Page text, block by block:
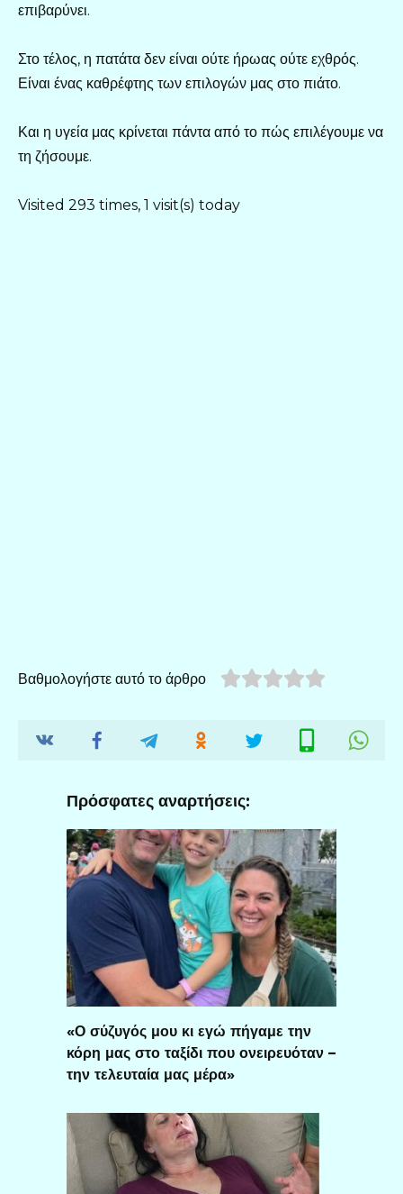
επιβαρύνει.
Στο τέλος, η πατάτα δεν είναι ούτε ήρωας ούτε εχθρός.
Είναι ένας καθρέφτης των επιλογών μας στο πιάτο.
Και η υγεία μας κρίνεται πάντα από το πώς επιλέγουμε να
τη ζήσουμε.
Visited 293 times, 1 visit(s) today
Βαθμολογήστε αυτό το άρθρο
Πρόσφατες αναρτήσεις:
«Ο σύζυγός μου κι εγώ πήγαμε την
κόρη μας στο ταξίδι που ονειρευόταν –
την τελευταία μας μέρα»